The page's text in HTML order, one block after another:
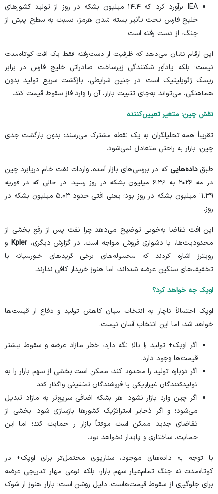
IEA برآورد کرد که ۱۴.۴ میلیون بشکه در روز از تولید کشور‌های
خلیج فارس تحت تأثیر بسته شدن هرمز، نسبت به سطح پیش از
جنگ، از دست رفته است.
این ارقام نشان می‌دهد که ظرفیت از دست‌رفته فقط یک افت کوتاه‌مدت
نیست؛ بلکه یادآور شکنندگی زیرساخت صادراتی خلیج فارس در برابر
ریسک ژئوپلیتیک است. در چنین شرایطی، بازگشت سریع تولید بدون
هماهنگی، می‌تواند به‌جای تثبیت بازار، آن را وارد فاز سقوط قیمت کند.
نقش چین: متغیر تعیین‌کننده
تقریباً همه تحلیلگران به یک نقطه مشترک می‌رسند: بدون بازگشت جدی
چین، بازار به راحتی متعادل نمی‌شود.
طبقداده‌هایی که در بررسی‌های بازار آمده، واردات نفت خام دریابرد چین
در مه ۲۰۲۶ به ۶.۳۶ میلیون بشکه در روز رسید، در حالی که در فوریه
۱۱.۳۹ میلیون بشکه در روز بود؛ یعنی افتی حدود ۵.۰۳ میلیون بشکه در
روز.
این افت تقاضا به‌خوبی توضیح می‌دهد چرا نفت پس از رفع بخشی از
محدودیت‌ها، با دشواری فروش مواجه است. در گزارش دیگری،Kpler و
رویترز اشاره کردند که محموله‌های برخی گرید‌های خاورمیانه با
تخفیف‌های سنگین عرضه شده‌اند، اما هنوز خریدار کافی ندارند.
اوپک چه خواهد کرد؟
اوپک احتمالاً ناچار به انتخاب میان کاهش تولید و دفاع از قیمت‌ها
خواهد شد، اما این انتخاب آسان نیست.
اگر اوپک+ تولید را بالا نگه دارد، خطر مازاد عرضه و سقوط بیشتر
قیمت‌ها وجود دارد.
اگر دوباره تولید را محدود کند، ممکن است بخشی از سهم بازار را به
تولیدکنندگان غیراوپکی یا فروشندگان تخفیفی واگذار کند.
اگر چین وارد بازار نشود، هر بشکه اضافی سریع‌تر به مازاد تبدیل
می‌شود؛ و اگر ذخایر استراتژیک کشور‌ها بازسازی شود، بخشی از
تقاضای جدید ممکن است موقتاً بازار را حمایت کند؛ اما این
حمایت، ساختاری و پایدار نخواهد بود.
با توجه به داده‌های موجود، سناریوی محتمل‌تر برای اوپک+ در
کوتاه‌مدت نه جنگ تمام‌عیار سهم بازار، بلکه نوعی مهار تدریجی عرضه
برای جلوگیری از سقوط قیمت‌هاست. دلیل روشن است: بازار هنوز از شوک